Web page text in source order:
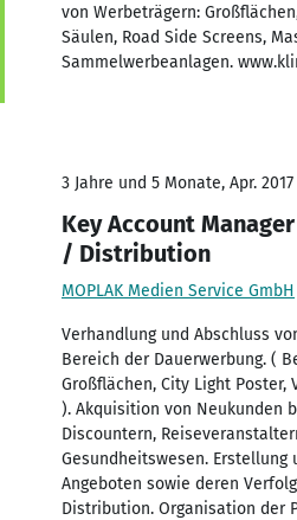
von Werbeträgern:
Säulen, Road Side Screens,
Sammelwerbeanlagen.
3 Jahre und 5 Monate, Apr.
Key Account
/ Distribution
MOPLAK Medien Service GmbH
Verhandlung und Abschluss
Bereich der Dauerwerbung. (
Großflächen, City Light
). Akquisition von Neukunden
Discountern,
Gesundheitswesen. Erstellung
Angeboten sowie deren
Distribution. Organisation der